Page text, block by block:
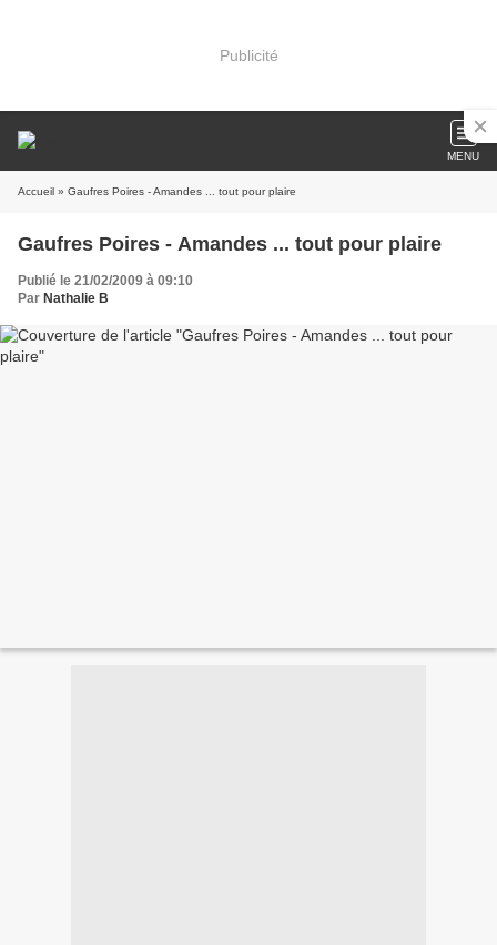
Publicité
MENU
Accueil » Gaufres Poires - Amandes ... tout pour plaire
Gaufres Poires - Amandes ... tout pour plaire
Publié le 21/02/2009 à 09:10
Par Nathalie B